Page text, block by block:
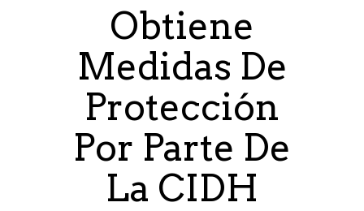
Obtiene
Medidas De
Protección
Por Parte De
La CIDH